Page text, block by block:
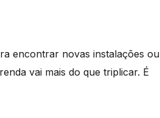
encontrar novas instalações ou
vai mais do que triplicar. É